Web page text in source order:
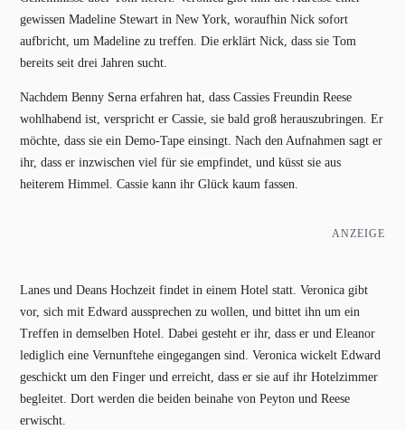
gewissen Madeline Stewart in New York, woraufhin Nick sofort
aufbricht, um Madeline zu treffen. Die erklärt Nick, dass sie Tom
bereits seit drei Jahren sucht.
Nachdem Benny Serna erfahren hat, dass Cassies Freundin Reese
wohlhabend ist, verspricht er Cassie, sie bald groß herauszubringen. Er
möchte, dass sie ein Demo-Tape einsingt. Nach den Aufnahmen sagt er
ihr, dass er inzwischen viel für sie empfindet, und küsst sie aus
heiterem Himmel. Cassie kann ihr Glück kaum fassen.
ANZEIGE
Lanes und Deans Hochzeit findet in einem Hotel statt. Veronica gibt
vor, sich mit Edward aussprechen zu wollen, und bittet ihn um ein
Treffen in demselben Hotel. Dabei gesteht er ihr, dass er und Eleanor
lediglich eine Vernunftehe eingegangen sind. Veronica wickelt Edward
geschickt um den Finger und erreicht, dass er sie auf ihr Hotelzimmer
begleitet. Dort werden die beiden beinahe von Peyton und Reese
erwischt.